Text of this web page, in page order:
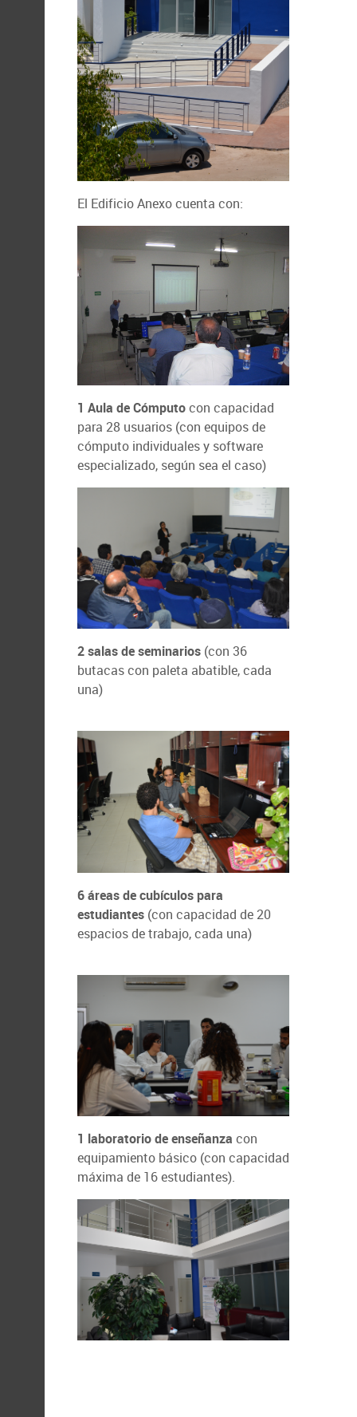
El Edificio Anexo cuenta con:
1 Aula de Cómputocon capacidad
para 28 usuarios (con equipos de
cómputo individuales y software
especializado, según sea el caso)
2 salas de seminarios (con 36
butacas con paleta abatible, cada
una)
6 áreas de cubículos para
estudiantes (con capacidad de 20
espacios de trabajo, cada una)
1 laboratorio de enseñanza con
equipamiento básico (con capacidad
máxima de 16 estudiantes).